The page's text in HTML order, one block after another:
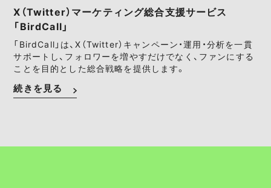
X（Twitter）マーケティング総合支援サービス
「BirdCall」
「BirdCall」は、X（Twitter）キャンペーン・運用・分析を一貫
サポートし、フォロワーを増やすだけでなく、ファンにする
ことを目的とした総合戦略を提供します。
続きを見る